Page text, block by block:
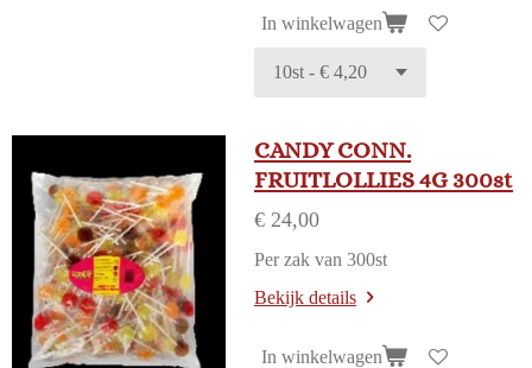
In winkelwagen
CANDY CONN.
FRUITLOLLIES 4G 300st
€ 24,00
Per zak van 300st
Bekijk details
In winkelwagen